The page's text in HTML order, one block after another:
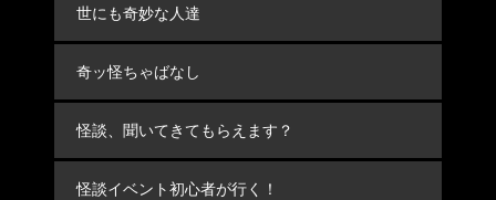
世にも奇妙な人達
奇ッ怪ちゃばなし
怪談、聞いてきてもらえます？
怪談イベント初心者が行く！